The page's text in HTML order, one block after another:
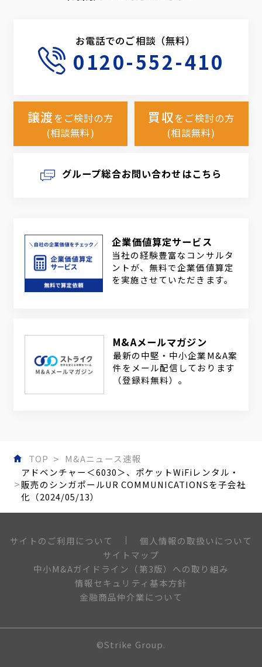
お電話でのご相談（無料）
0120-552-410
譲渡をご検討の方
(相談無料)
買収をご検討の方
(相談無料)
グループ総合お問い合わせはこちら
企業価値算定サービス
当社の経験豊富なコンサルタ
ントが、無料で企業価値算定
を実施させていただきます。
M&Aメールマガジン
最新の中堅・中小企業M&A案
件をメール配信しております
（登録料無料）。
TOP
M&Aニュース速報
アドベンチャー＜6030＞、ポケットWiFiレンタル・
販売のシンガポールUR COMMUNICATIONSを子会社
化（2024/05/13）
サイトのご利用について
個人情報の取扱いについて
サイトマップ
中小M&Aガイドライン（第3版）への取り組み
情報セキュリティ基本方針
金融商品仲介業について
©Strike Group.